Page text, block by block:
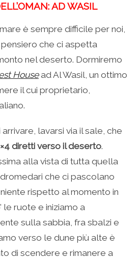
AD WASIL
è sempre difficile per noi,
che ci aspetta
nel deserto. Dormiremo
Housead Al Wasil, un ottimo
il cui proprietario,
lavarsi via il sale, che
diretti verso il deserto.
alla vista di tutta quella
che ci pascolano
rispetto al momento in
le ruote e iniziamo a
sulla sabbia, fra sbalzi e
verso le dune più alte è
di scendere e rimanere a